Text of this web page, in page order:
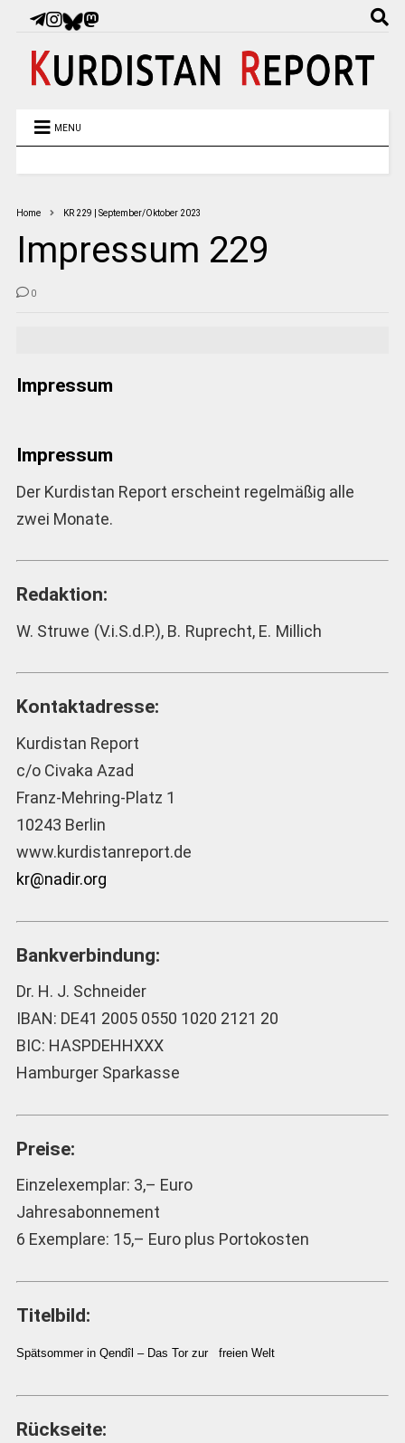
MENU
Home KR 229 | September/Oktober 2023
Impressum 229
0
Impressum
Impressum
Der Kurdistan Report erscheint regelmäßig alle
zwei Monate.
Redaktion:
W. Struwe (V.i.S.d.P.), B. Ruprecht, E. Millich
Kontaktadresse:
Kurdistan Report
c/o Civaka Azad
Franz-Mehring-Platz 1
10243 Berlin
www.kurdistanreport.de
kr@nadir.org
Bankverbindung:
Dr. H. J. Schneider
IBAN: DE41 2005 0550 1020 2121 20
BIC: HASPDEHHXXX
Hamburger Sparkasse
Preise:
Einzelexemplar: 3,– Euro
Jahresabonnement
6 Exemplare: 15,– Euro plus Portokosten
Titelbild:
Spätsommer in Qendîl – Das Tor zur freien Welt
Rückseite: